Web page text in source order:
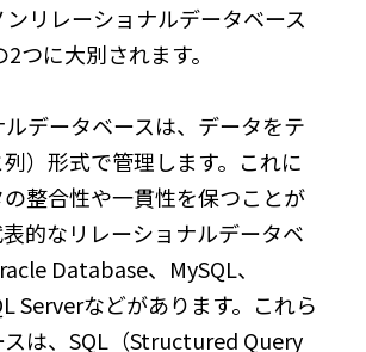
ンリレーショナルデータベース
2つに大別されます。
ルデータベースは、データをテ
）形式で管理します。これに
整合性や一貫性を保つことが
的なリレーショナルデータベ
Database、MySQL、
Serverなどがあります。これら
は、SQL（Structured Query